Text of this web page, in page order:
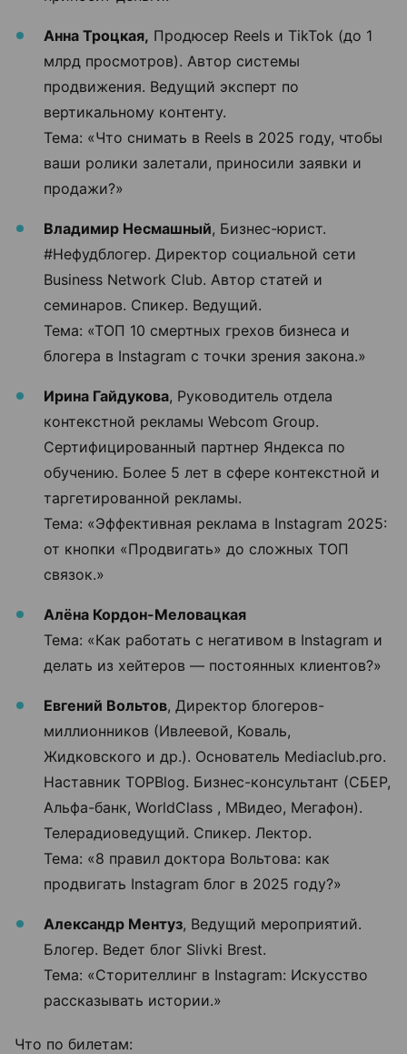
Анна Троцкая, Продюсер Reels и TikTok (до 1
млрд просмотров). Автор системы
продвижения. Ведущий эксперт по
вертикальному контенту.
Тема: «Что снимать в Reels в 2025 году, чтобы
ваши ролики залетали, приносили заявки и
продажи?»
Владимир Несмашный, Бизнес-юрист.
#Нефудблогер. Директор социальной сети
Business Network Club. Автор статей и
семинаров. Спикер. Ведущий.
Тема: «ТОП 10 смертных грехов бизнеса и
блогера в Instagram с точки зрения закона.»
Ирина Гайдукова, Руководитель отдела
контекстной рекламы Webcom Group.
Сертифицированный партнер Яндекса по
обучению. Более 5 лет в сфере контекстной и
таргетированной рекламы.
Тема: «Эффективная реклама в Instagram 2025:
от кнопки «Продвигать» до сложных ТОП
связок.»
Алёна Кордон-Меловацкая
Тема: «Как работать с негативом в Instagram и
делать из хейтеров — постоянных клиентов?»
Евгений Вольтов, Директор блогеров-
миллионников (Ивлеевой, Коваль,
Жидковского и др.). Основатель Mediaclub.pro.
Наставник TOPBlog. Бизнес-консультант (СБЕР,
Альфа-банк, WorldClass , МВидео, Мегафон).
Телерадиоведущий. Спикер. Лектор.
Тема: «8 правил доктора Вольтова: как
продвигать Instagram блог в 2025 году?»
Александр Ментуз, Ведущий мероприятий.
Блогер. Ведет блог Slivki Brest.
Тема: «Сторителлинг в Instagram: Искусство
рассказывать истории.»
Что по билетам: